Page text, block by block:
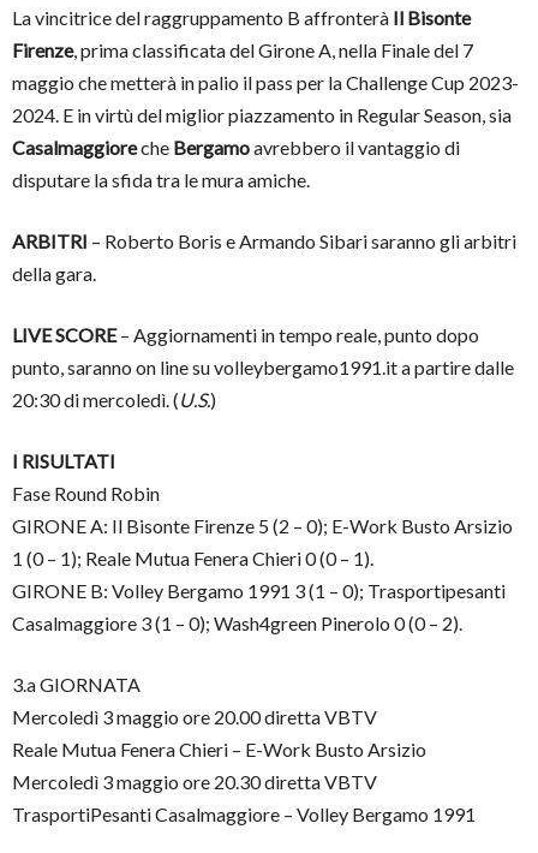
La vincitrice del raggruppamento B affronterà Il Bisonte
Firenze, prima classificata del Girone A, nella Finale del 7
maggio che metterà in palio il pass per la Challenge Cup 2023-
2024. E in virtù del miglior piazzamento in Regular Season, sia
Casalmaggioreche Bergamoavrebbero il vantaggio di
disputare la sfida tra le mura amiche.
ARBITRI – Roberto Boris e Armando Sibari saranno gli arbitri
della gara.
LIVE SCORE– Aggiornamenti in tempo reale, punto dopo
punto, saranno on line su volleybergamo1991.it a partire dalle
20:30 di mercoledì. (U.S.)
I RISULTATI
Fase Round Robin
GIRONE A: Il Bisonte Firenze 5 (2 – 0); E-Work Busto Arsizio
1 (0 – 1); Reale Mutua Fenera Chieri 0 (0 – 1).
GIRONE B: Volley Bergamo 1991 3 (1 – 0); Trasportipesanti
Casalmaggiore 3 (1 – 0); Wash4green Pinerolo 0 (0 – 2).
3.a GIORNATA
Mercoledì 3 maggio ore 20.00 diretta VBTV
Reale Mutua Fenera Chieri – E-Work Busto Arsizio
Mercoledì 3 maggio ore 20.30 diretta VBTV
TrasportiPesanti Casalmaggiore – Volley Bergamo 1991